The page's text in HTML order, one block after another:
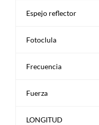
Espejo reflector
Fotoclula
Frecuencia
Fuerza
LONGITUD